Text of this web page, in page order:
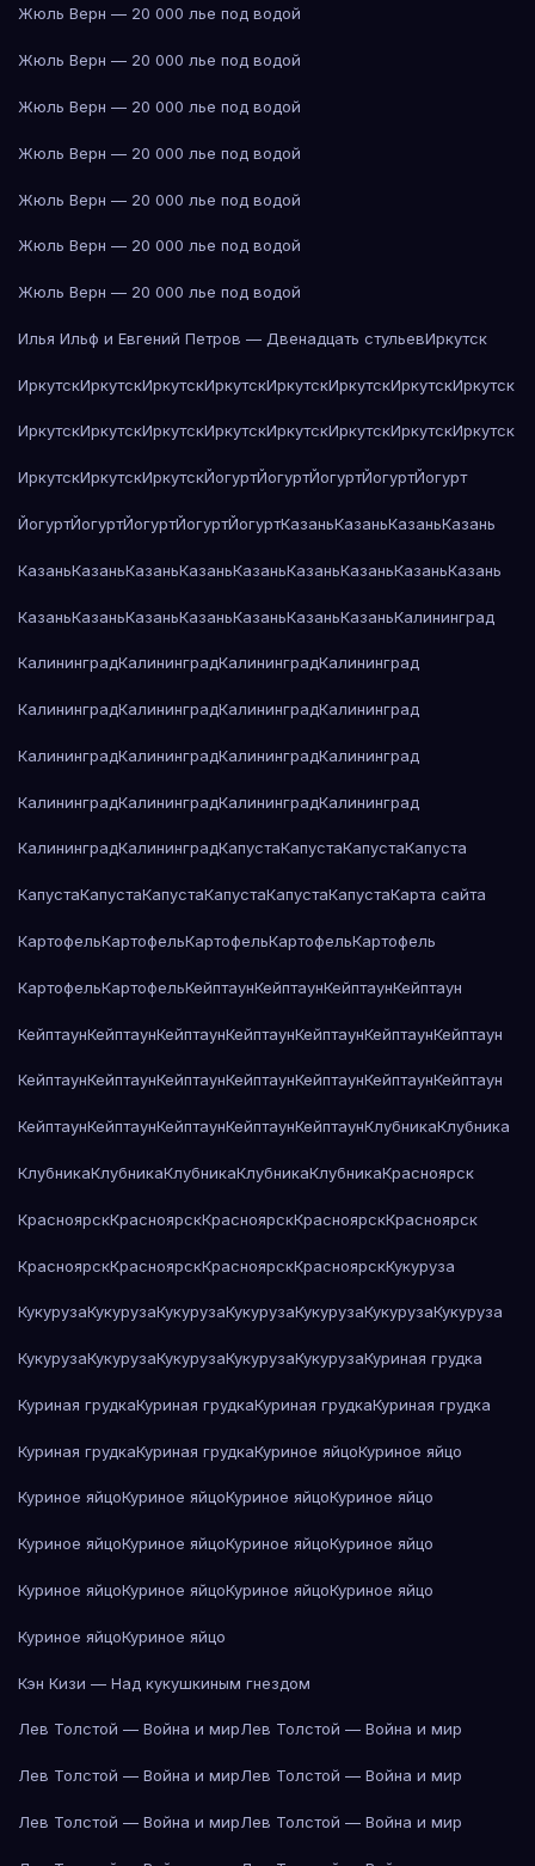
Жюль Верн — 20 000 лье под водой
Жюль Верн — 20 000 лье под водой
Жюль Верн — 20 000 лье под водой
Жюль Верн — 20 000 лье под водой
Жюль Верн — 20 000 лье под водой
Жюль Верн — 20 000 лье под водой
Жюль Верн — 20 000 лье под водой
Илья Ильф и Евгений Петров — Двенадцать стульевИркутск
ИркутскИркутскИркутскИркутскИркутскИркутскИркутскИркутск
ИркутскИркутскИркутскИркутскИркутскИркутскИркутскИркутск
ИркутскИркутскИркутскЙогуртЙогуртЙогуртЙогуртЙогурт
ЙогуртЙогуртЙогуртЙогуртЙогуртКазаньКазаньКазаньКазань
КазаньКазаньКазаньКазаньКазаньКазаньКазаньКазаньКазань
КазаньКазаньКазаньКазаньКазаньКазаньКазаньКалининград
КалининградКалининградКалининградКалининград
КалининградКалининградКалининградКалининград
КалининградКалининградКалининградКалининград
КалининградКалининградКалининградКалининград
КалининградКалининградКапустаКапустаКапустаКапуста
КапустаКапустаКапустаКапустаКапустаКапустаКарта сайта
КартофельКартофельКартофельКартофельКартофель
КартофельКартофельКейптаунКейптаунКейптаунКейптаун
КейптаунКейптаунКейптаунКейптаунКейптаунКейптаунКейптаун
КейптаунКейптаунКейптаунКейптаунКейптаунКейптаунКейптаун
КейптаунКейптаунКейптаунКейптаунКейптаунКлубникаКлубника
КлубникаКлубникаКлубникаКлубникаКлубникаКрасноярск
КрасноярскКрасноярскКрасноярскКрасноярскКрасноярск
КрасноярскКрасноярскКрасноярскКрасноярскКукуруза
КукурузаКукурузаКукурузаКукурузаКукурузаКукурузаКукуруза
КукурузаКукурузаКукурузаКукурузаКукурузаКуриная грудка
Куриная грудкаКуриная грудкаКуриная грудкаКуриная грудка
Куриная грудкаКуриная грудкаКуриное яйцоКуриное яйцо
Куриное яйцоКуриное яйцоКуриное яйцоКуриное яйцо
Куриное яйцоКуриное яйцоКуриное яйцоКуриное яйцо
Куриное яйцоКуриное яйцоКуриное яйцоКуриное яйцо
Куриное яйцоКуриное яйцо
Кэн Кизи — Над кукушкиным гнездом
Лев Толстой — Война и мирЛев Толстой — Война и мир
Лев Толстой — Война и мирЛев Толстой — Война и мир
Лев Толстой — Война и мирЛев Толстой — Война и мир